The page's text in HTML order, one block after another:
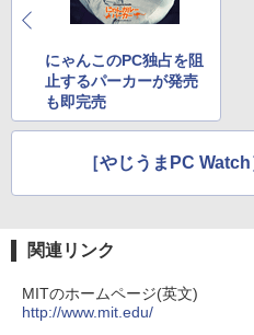
見知らぬ糸
￥250
On My
￥1,117
by Amazon
コカ・コー
ONE PIECE
クスDIGITAL)
￥594
コミックス
スーパーの
版ビッグガ
にゃんこのPC独占を阻
止するパーカーが発売
も即完売
［やじうまPC
関連リンク
MITのホームページ(英文)
http://www.mit.edu/